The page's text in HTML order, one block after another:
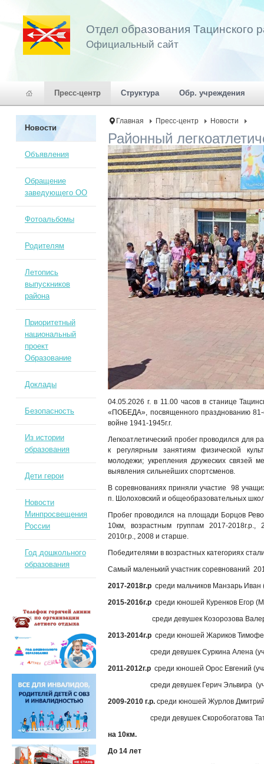
Отдел образования Тацинского
Официальный сайт
Пресс-центр Структура Обр. учреждения
Главная Пресс-центр Новости
Районный
04.05.2026 г. в 11.00 часов в станице
«ПОБЕДА», посвященного празднованию
войне 1941-1945г.г.
Легкоатлетический пробег проводился для
к регулярным занятиям физической
молодежи; укрепления дружеских связей
выявления сильнейших спортсменов.
В соревнованиях приняли участие 98
п. Шолоховский и общеобразовательных
Пробег проводился на площади Борцов
10км, возрастным группам 2017-2018г.р.,
2010г.р., 2008 и старше.
Победителями в возрастных категориях
Самый маленький участник соревнований
2017-2018г.р среди мальчиков Манзарь Иван
2015-2016г.р среди юношей Куренков Егор
среди девушек Козорозова Валерия
2013-2014г.р среди юношей Жариков
среди девушек Суркина Алена
2011-2012г.р среди юношей Орос Евгений
среди девушек Герич Эльвира
2009-2010 г.р.среди юношей Журлов
среди девушек Скоробогатова
на 10км.
До 14 лет
Новости
Объявления
Обращение
заведующего ОО
Фотоальбомы
Родителям
Летопись
выпускников
района
Приоритетный
национальный
проект
Образование
Доклады
Безопасность
Из истории
образования
Дети герои
Новости
Минпросвещения
России
Год дошкольного
образования